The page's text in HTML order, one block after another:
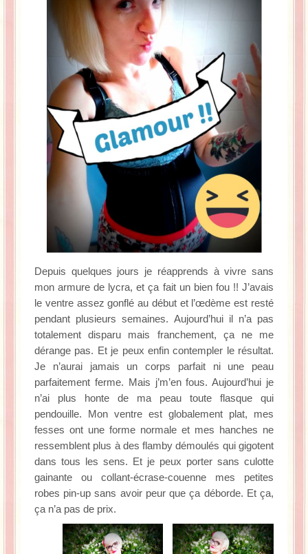
Depuis quelques jours je réapprends à vivre sans
mon armure de lycra, et ça fait un bien fou !! J’avais
le ventre assez gonflé au début et l’œdème est resté
pendant plusieurs semaines. Aujourd’hui il n’a pas
totalement disparu mais franchement, ça ne me
dérange pas. Et je peux enfin contempler le résultat.
Je n’aurai jamais un corps parfait ni une peau
parfaitement ferme. Mais j’m’en fous. Aujourd’hui je
n’ai plus honte de ma peau toute flasque qui
pendouille. Mon ventre est globalement plat, mes
fesses ont une forme normale et mes hanches ne
ressemblent plus à des flamby démoulés qui gigotent
dans tous les sens. Et je peux porter sans culotte
gainante ou collant-écrase-couenne mes petites
robes pin-up sans avoir peur que ça déborde. Et ça,
ça n’a pas de prix.